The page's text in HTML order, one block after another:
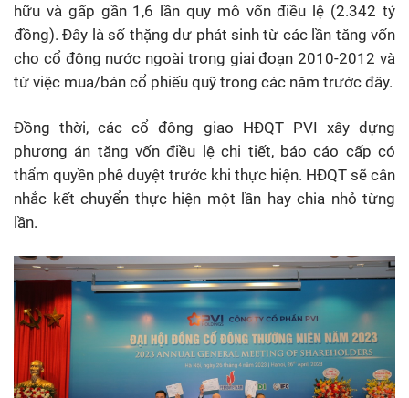
hữu và gấp gần 1,6 lần quy mô vốn điều lệ (2.342 tỷ
đồng). Đây là số thặng dư phát sinh từ các lần tăng vốn
cho cổ đông nước ngoài trong giai đoạn 2010-2012 và
từ việc mua/bán cổ phiếu quỹ trong các năm trước đây.
Đồng thời, các cổ đông giao HĐQT PVI xây dựng
phương án tăng vốn điều lệ chi tiết, báo cáo cấp có
thẩm quyền phê duyệt trước khi thực hiện. HĐQT sẽ cân
nhắc kết chuyển thực hiện một lần hay chia nhỏ từng
lần.